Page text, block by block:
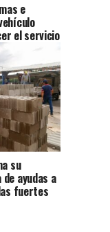
e
el servicio
su
ayudas a
fuertes